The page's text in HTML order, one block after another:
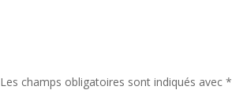
Les champs obligatoires sont indiqués avec*